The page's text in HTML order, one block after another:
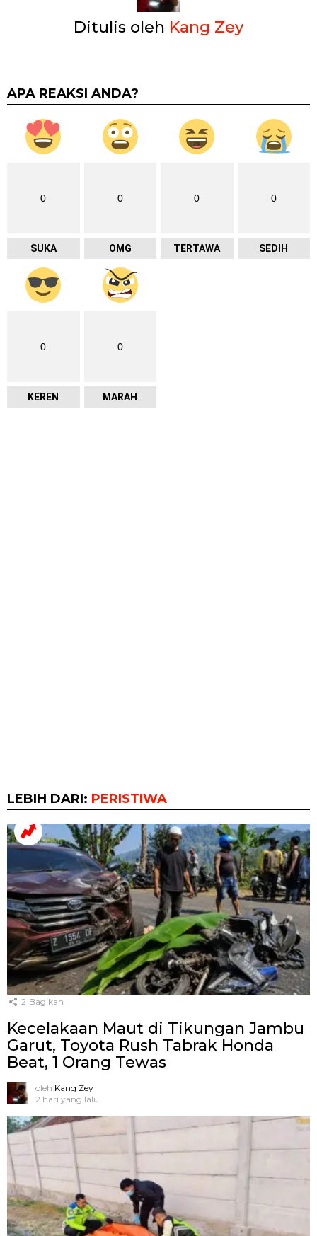
Ditulis oleh Kang Zey
APA REAKSI ANDA?
0
SUKA
0
OMG
0
TERTAWA
0
SEDIH
0
KEREN
0
MARAH
LEBIH DARI: PERISTIWA
2 Bagikan
Kecelakaan Maut di Tikungan Jambu
Garut, Toyota Rush Tabrak Honda
Beat, 1 Orang Tewas
oleh Kang Zey
2 hari yang lalu